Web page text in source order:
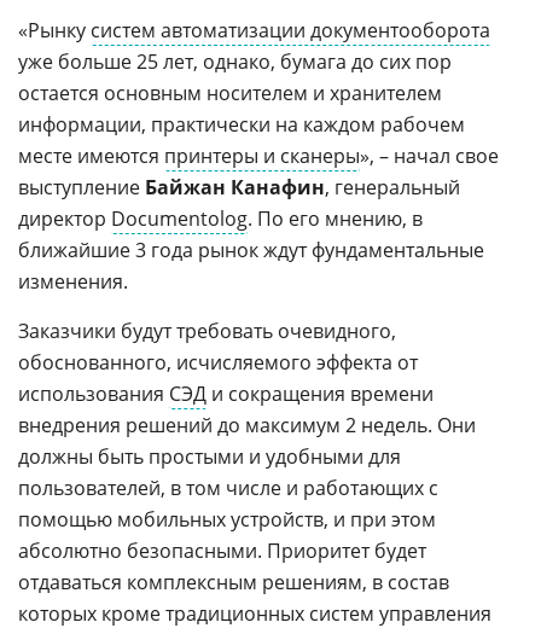
«Рынку систем автоматизации документооборота
уже больше 25 лет, однако, бумага до сих пор
остается основным носителем и хранителем
информации, практически на каждом рабочем
месте имеются принтеры и сканеры», – начал свое
выступление Байжан Канафин, генеральный
директор Documentolog. По его мнению, в
ближайшие 3 года рынок ждут фундаментальные
изменения.
Заказчики будут требовать очевидного,
обоснованного, исчисляемого эффекта от
использования СЭД и сокращения времени
внедрения решений до максимум 2 недель. Они
должны быть простыми и удобными для
пользователей, в том числе и работающих с
помощью мобильных устройств, и при этом
абсолютно безопасными. Приоритет будет
отдаваться комплексным решениям, в состав
которых кроме традиционных систем управления